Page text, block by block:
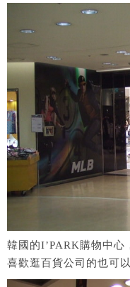
韓國的I’PARK購物中心
喜歡逛百貨公司的也可